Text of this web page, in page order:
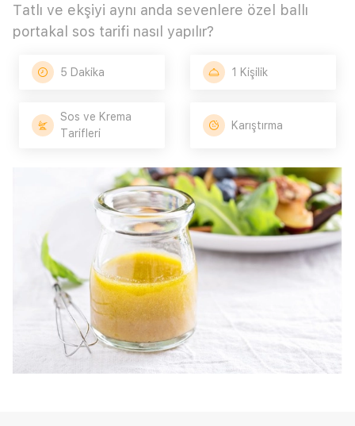
Tatlı ve ekşiyi aynı anda sevenlere özel ballı
portakal sos tarifi nasıl yapılır?
5 Dakika 1 Kişilik
Sos ve Krema
Tarifleri
Karıştırma